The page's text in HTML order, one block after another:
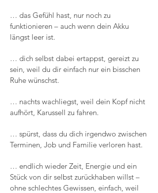
… das Gefühl hast, nur noch zu
funktionieren – auch wenn dein Akku
längst leer ist.
… dich selbst dabei ertappst, gereizt zu
sein, weil du dir einfach nur ein bisschen
Ruhe wünschst.
… nachts wachliegst, weil dein Kopf nicht
aufhört, Karussell zu fahren.
… spürst, dass du dich irgendwo zwischen
Terminen, Job und Familie verloren hast.
… endlich wieder Zeit, Energie und ein
Stück von dir selbst zurückhaben willst –
ohne schlechtes Gewissen, einfach, weil